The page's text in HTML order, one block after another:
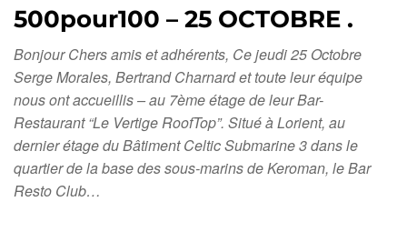
500pour100 – 25 OCTOBRE .
Bonjour Chers amis et adhérents, Ce jeudi 25 Octobre
Serge Morales, Bertrand Charnard et toute leur équipe
nous ont accueillis – au 7ème étage de leur Bar-
Restaurant “Le Vertige RoofTop”. Situé à Lorient, au
dernier étage du Bâtiment Celtic Submarine 3 dans le
quartier de la base des sous-marins de Keroman, le Bar
Resto Club…